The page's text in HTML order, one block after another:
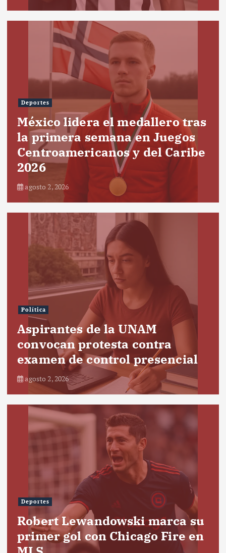
Deportes
México lidera el medallero tras
la primera semana en Juegos
Centroamericanos y del Caribe
2026
agosto 2, 2026
Política
Aspirantes de la UNAM
convocan protesta contra
examen de control presencial
agosto 2, 2026
Deportes
Robert Lewandowski marca su
primer gol con Chicago Fire en